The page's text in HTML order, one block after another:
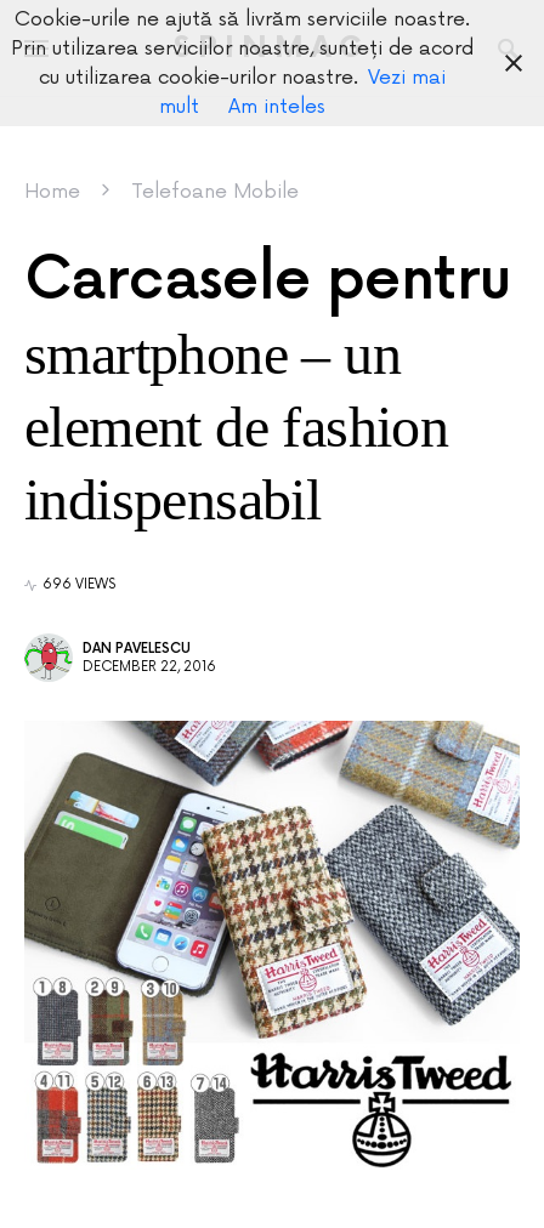
SPINMAG
Home Telefoane Mobile
Carcasele pentru
smartphone – un
element de fashion
indispensabil
696 VIEWS
DAN PAVELESCU
DECEMBER 22, 2016
Cookie-urile ne ajută să livrăm serviciile noastre.
Prin utilizarea serviciilor noastre, sunteți de acord
cu utilizarea cookie-urilor noastre. Vezi mai
mult
Am inteles